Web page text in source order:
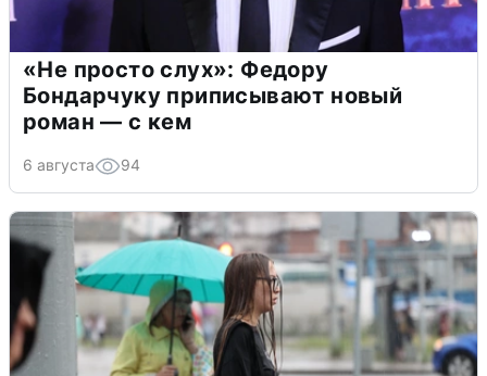
«Не просто слух»: Федору
Бондарчуку приписывают новый
роман — с кем
6 августа 94